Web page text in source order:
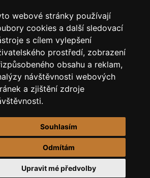
webové stránky používají
cookies a další sledovací
s cílem vylepšení
prostředí, zobrazení
obsahu a reklam,
návštěvnosti webových
a zjištění zdroje
Souhlasím
Odmítám
Upravit mé předvolby
483
souborů cookie.